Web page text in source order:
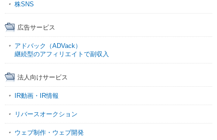
株SNS
広告サービス
アドバック（ADVack）
継続型のアフィリエイトで副収入
法人向けサービス
IR動画・IR情報
リバースオークション
ウェブ制作・ウェブ開発